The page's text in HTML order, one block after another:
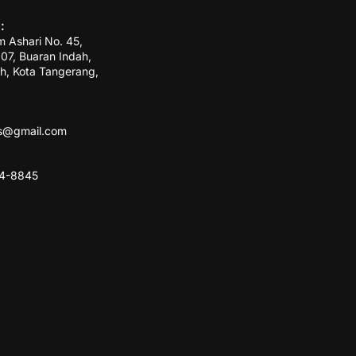
Ashari No. 45,
Buaran Indah,
Kota Tangerang,
8845